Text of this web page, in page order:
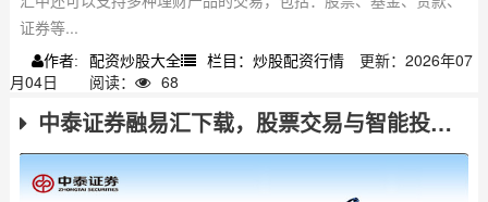
证券等...
作者: 配资炒股大全 栏目：炒股配资行情
更新：2026年07
月04日
阅读： 68
中泰证券融易汇下载，股票交易与智能投顾一应俱全